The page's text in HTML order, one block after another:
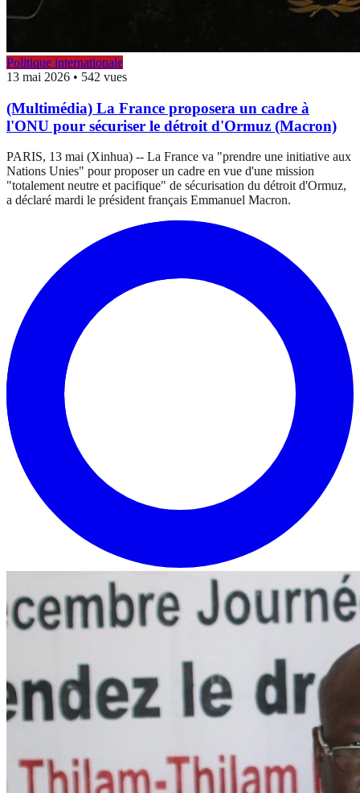
Politique internationale
13 mai 2026 • 542 vues
(Multimédia) La France proposera un cadre à
l'ONU pour sécuriser le détroit d'Ormuz (Macron)
PARIS, 13 mai (Xinhua) -- La France va "prendre une initiative aux
Nations Unies" pour proposer un cadre en vue d'une mission
"totalement neutre et pacifique" de sécurisation du détroit d'Ormuz,
a déclaré mardi le président français Emmanuel Macron.